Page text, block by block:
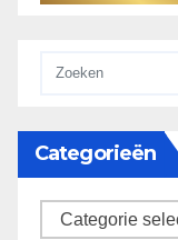
Categorieën
categorieën